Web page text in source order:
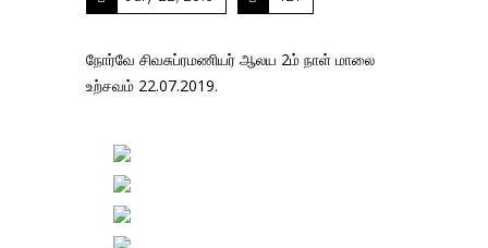
நோர்வே சிவசுப்ரமணியர் ஆலய 2ம் நாள் மாலை
உற்சவம் 22.07.2019.